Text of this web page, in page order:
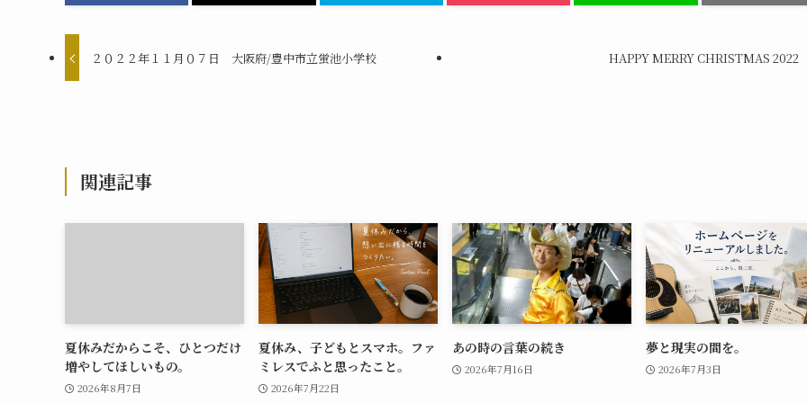
２０２２年１１月０７日 大阪府/豊中市立蛍池小学校 HAPPY MERRY CHRISTMAS 2022
関連記事
夏休みだからこそ、ひとつだけ
増やしてほしいもの。
2026年8月7日
夏休み、子どもとスマホ。ファ
ミレスでふと思ったこと。
2026年7月22日
あの時の言葉の続き
2026年7月16日
夢と現実の間を。
2026年7月3日